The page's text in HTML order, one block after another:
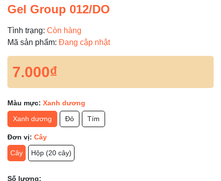
Gel Group 012/DO
Tình trạng: Còn hàng
Mã sản phẩm: Đang cập nhật
7.000₫
Màu mực: Xanh dương
Xanh dương
Đỏ Tím
Đơn vị: Cây
Cây
Hộp (20 cây)
Số lượng: